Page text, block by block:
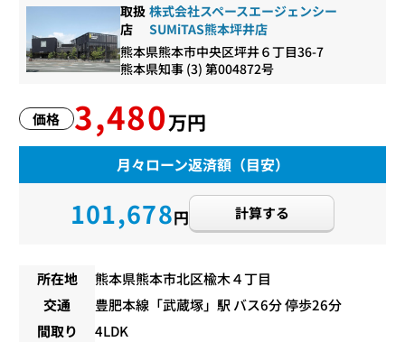
取扱
店
株式会社スペースエージェンシー
SUMiTAS熊本坪井店
熊本県熊本市中央区坪井６丁目36-7
熊本県知事 (3) 第004872号
価格 3,480万円
月々ローン返済額（目安）
101,678円 計算する
所在地
熊本県熊本市北区楡木４丁目
交通
豊肥本線 「武蔵塚」駅 バス6分 停歩26分
間取り
4LDK